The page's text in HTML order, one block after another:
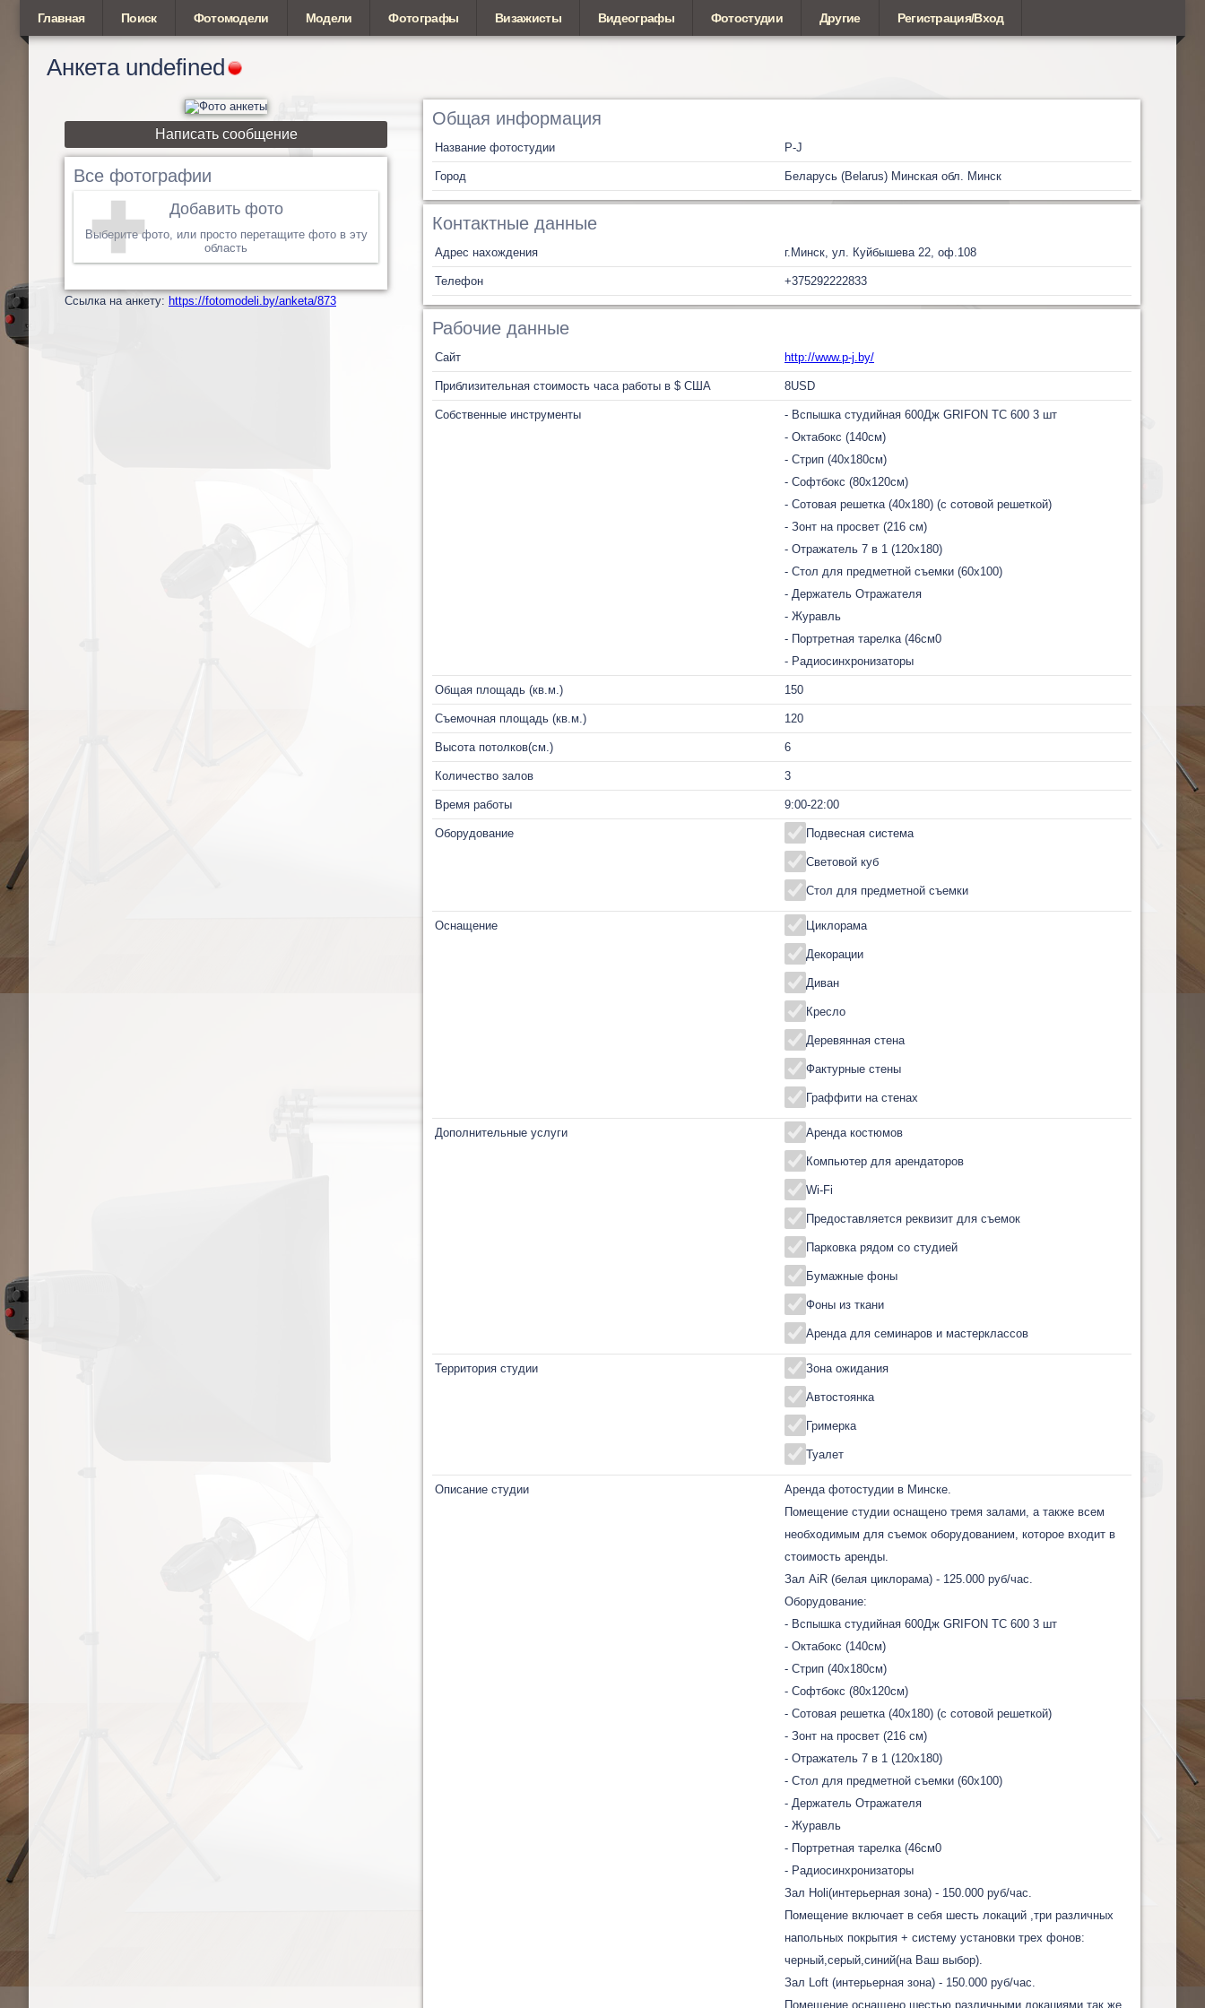
Главная Поиск Фотомодели Модели Фотографы Визажисты Видеографы Фотостудии Другие Регистрация/Вход
Анкета undefined
Написать сообщение
Все фотографии
Добавить фото
Выберите фото, или просто перетащите фото в эту
область
Cсылка на анкету: https://fotomodeli.by/anketa/873
Общая информация
Название фотостудии P-J
Город Беларусь (Belarus) Минская обл. Минск
Контактные данные
Адрес нахождения г.Минск, ул. Куйбышева 22, оф.108
Телефон +375292222833
Рабочие данные
Сайт http://www.p-j.by/
Приблизительная стоимость часа работы в $ США 8USD
Собственные инструменты
- Вспышка студийная 600Дж GRIFON TC 600 3 шт
- Октабокс (140см)
- Стрип (40х180см)
- Софтбокс (80х120см)
- Сотовая решетка (40х180) (с сотовой решеткой)
- Зонт на просвет (216 см)
- Отражатель 7 в 1 (120х180)
- Стол для предметной съемки (60х100)
- Держатель Отражателя
- Журавль
- Портретная тарелка (46см0
- Радиосинхронизаторы
Общая площадь (кв.м.) 150
Съемочная площадь (кв.м.) 120
Высота потолков(см.) 6
Количество залов 3
Время работы 9:00-22:00
Оборудование Подвесная система
Световой куб
Стол для предметной съемки
Оснащение Циклорама
Декорации
Диван
Кресло
Деревянная стена
Фактурные стены
Граффити на стенах
Дополнительные услуги Аренда костюмов
Компьютер для арендаторов
Wi-Fi
Предоставляется реквизит для съемок
Парковка рядом со студией
Бумажные фоны
Фоны из ткани
Аренда для семинаров и мастерклассов
Территория студии Зона ожидания
Автостоянка
Гримерка
Туалет
Описание студии
Аренда фотостудии в Минске.
Помещение студии оснащено тремя залами, а также всем
необходимым для съемок оборудованием, которое входит в
стоимость аренды.
Зал AiR (белая циклорама) - 125.000 руб/час.
Оборудование:
- Вспышка студийная 600Дж GRIFON TC 600 3 шт
- Октабокс (140см)
- Стрип (40х180см)
- Софтбокс (80х120см)
- Сотовая решетка (40х180) (с сотовой решеткой)
- Зонт на просвет (216 см)
- Отражатель 7 в 1 (120х180)
- Стол для предметной съемки (60х100)
- Держатель Отражателя
- Журавль
- Портретная тарелка (46см0
- Радиосинхронизаторы
Зал Holi(интерьерная зона) - 150.000 руб/час.
Помещение включает в себя шесть локаций ,три различных
напольных покрытия + систему установки трех фонов:
черный,серый,синий(на Ваш выбор).
Зал Loft (интерьерная зона) - 150.000 руб/час.
Помещение оснащено шестью различными локациями,так же